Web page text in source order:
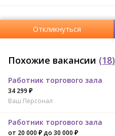
Откликнуться
Похожие вакансии (18)
Работник торгового зала
34 299 ₽
Ваш Персонал
Работник торгового зала
от 20 000 ₽ до 30 000 ₽